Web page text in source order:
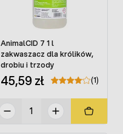
AnimalCID 7 1 l
zakwaszacz dla królików,
drobiu i trzody
45,59 zł (1)